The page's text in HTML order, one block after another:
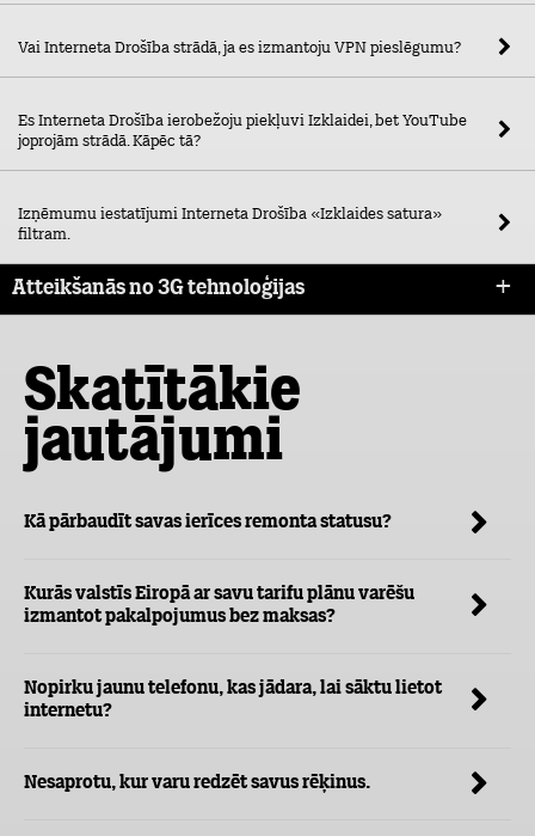
Vai Interneta Drošība strādā, ja es izmantoju VPN pieslēgumu?
Es Interneta Drošība ierobežoju piekļuvi Izklaidei, bet YouTube
joprojām strādā. Kāpēc tā?
Izņēmumu iestatījumi Interneta Drošība «Izklaides satura»
filtram.
Atteikšanās no 3G tehnoloģijas
Skatītākie
jautājumi
Kā pārbaudīt savas ierīces remonta statusu?
Kurās valstīs Eiropā ar savu tarifu plānu varēšu
izmantot pakalpojumus bez maksas?
Nopirku jaunu telefonu, kas jādara, lai sāktu lietot
internetu?
Nesaprotu, kur varu redzēt savus rēķinus.